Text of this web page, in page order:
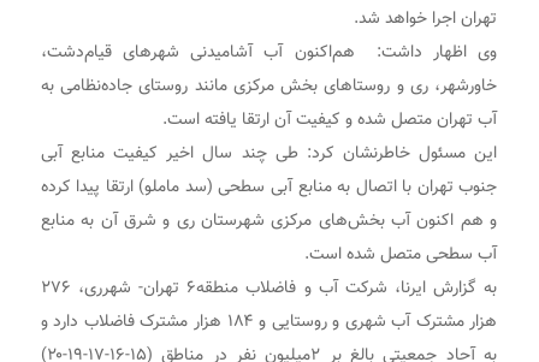
تهران اجرا خواهد شد.
وی اظهار داشت: هم‌اکنون آب آشامیدنی شهرهای قیام‌دشت،
خاورشهر، ری و روستاهای بخش مرکزی مانند روستای جاده‌نظامی به
آب تهران متصل شده و کیفیت آن ارتقا یافته است.
این مسئول خاطرنشان کرد: طی چند سال اخیر کیفیت منابع آبی
جنوب تهران با اتصال به منابع آبی سطحی (سد ماملو) ارتقا پیدا کرده
و هم اکنون آب بخش‌های مرکزی شهرستان ری و شرق آن به منابع
آب سطحی متصل شده است.
به گزارش ایرنا، شرکت آب و فاضلاب منطقه۶ تهران- شهرری، ۲۷۶
هزار مشترک آب شهری و روستایی و ۱۸۴ هزار مشترک فاضلاب دارد و
به آحاد جمعیتی بالغ بر ۲میلیون نفر در مناطق (۱۵-۱۶-۱۷-۱۹-۲۰)